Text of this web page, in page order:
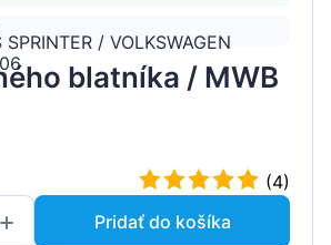
SPRINTER / VOLKSWAGEN
blatníka / MWB
(4)
Pridať do košíka